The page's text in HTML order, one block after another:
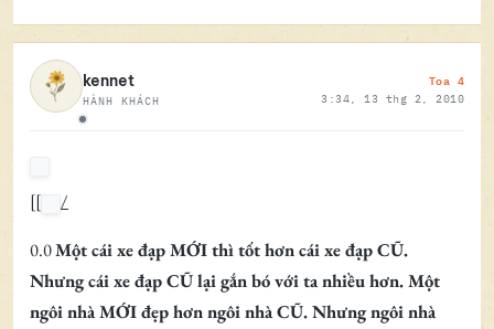
Ngoại tuyến
kennet
HÀNH KHÁCH
Toa 4
3:34, 13 thg 2, 2010
[[
/
0.0Một cái xe đạp MỚI thì tốt hơn cái xe đạp CŨ.
Nhưng cái xe đạp CŨ lại gắn bó với ta nhiều hơn. Một
ngôi nhà MỚI đẹp hơn ngôi nhà CŨ. Nhưng ngôi nhà